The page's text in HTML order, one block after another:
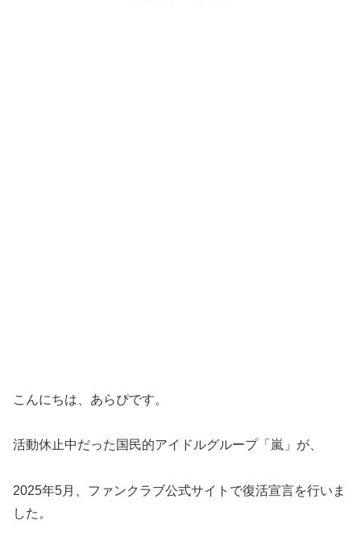
こんにちは、あらぴです。
活動休止中だった国民的アイドルグループ「嵐」が、
2025年5月、ファンクラブ公式サイトで復活宣言を行いま
した。